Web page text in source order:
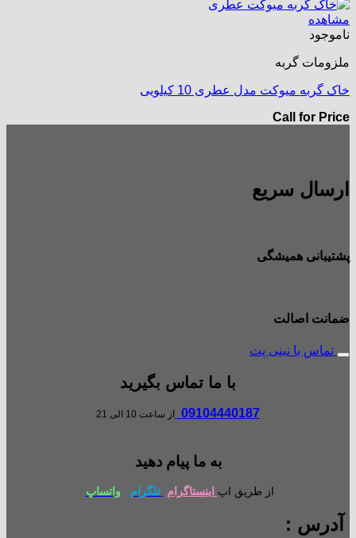
مشاهده
ناموجود
ملزومات گربه
خاک گربه میوکت مدل عطری 10 کیلویی
Call for Price
ارسال سریع
پشتیبانی همیشگی
ضمانت اصالت
تماس با نینی پت
با ما تماس بگیرید
09104440187 از ساعت 10 الی 21
به ما پیام دهید
از طریق اپ اینستاگرام تلگرام واتساپ
آدرس :